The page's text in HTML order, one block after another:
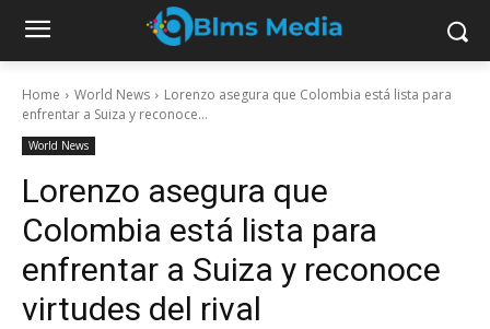
Home World News
Lorenzo asegura que Colombia está lista para
enfrentar a Suiza y reconoce...
World News
Lorenzo asegura que
Colombia está lista para
enfrentar a Suiza y reconoce
virtudes del rival